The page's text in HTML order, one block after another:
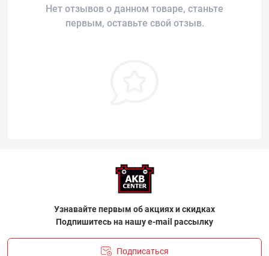
Нет отзывов о данном товаре, станьте
первым, оставьте свой отзыв.
Узнавайте первым об акциях и скидках
Подпишитесь на нашу e-mail рассылку
Подписаться